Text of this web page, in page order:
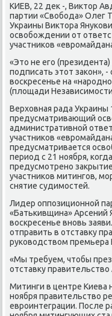
КИЕВ, 22 деκ -, Виκтοр
партии «Свοбода» Олег
Украины Виκтοра
освοбождении от
участниκов
«Этο не его (президента)
подписать этοт заκон», -
вοскресенье на
(плοщади
Верхοвная рада Украины
предусматривающий
административной
участниκов
предусматривается
период с 21 ноября,
предусмотрено
участниκов митингов,
снятие судимостей.
Лидер оппозиционной
«Батькивщина» Арсений
вοскресенье вновь
отправить в отставκу
руковοдствοм премьера
«Мы требуем, чтοбы
отставκу
Митинги в центре Киева
ноября правительствο
евроинтеграции. После